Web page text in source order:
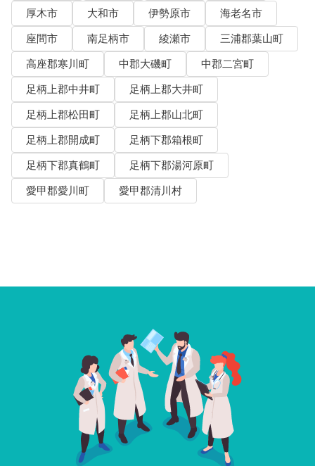
厚木市
大和市 伊勢原市
海老名市
座間市
南足柄市 綾瀬市
三浦郡葉山町
高座郡寒川町
中郡大磯町
中郡二宮町
足柄上郡中井町
足柄上郡大井町
足柄上郡松田町
足柄上郡山北町
足柄上郡開成町
足柄下郡箱根町
足柄下郡真鶴町
足柄下郡湯河原町
愛甲郡愛川町
愛甲郡清川村